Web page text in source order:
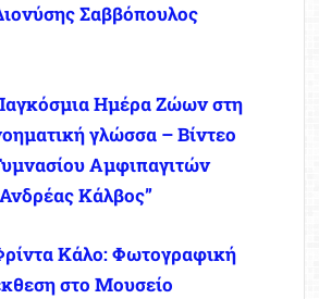
Σαββόπουλος
Ημέρα Ζώων στη
γλώσσα – Βίντεο
Αμφιπαγιτών
Κάλβος”
Κάλο: Φωτογραφική
στο Μουσείο